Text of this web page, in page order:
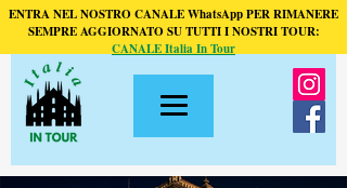
ENTRA NEL NOSTRO CANALE WhatsApp PER RIMANERE
SEMPRE AGGIORNATO SU TUTTI I NOSTRI TOUR:
CANALE Italia In Tour